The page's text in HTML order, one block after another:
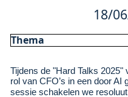
18/
Thema
Tijdens de "Hard Talks
rol van CFO’s in een door AI
sessie schakelen we